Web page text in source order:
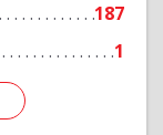
187
1